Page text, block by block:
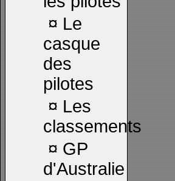
¤ Le
casque
des
pilotes
¤ Les
classements
¤ GP
d'Australie